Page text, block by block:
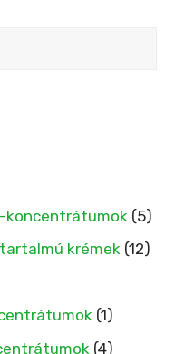
koncentrátumok (5)
krémek (12)
(1)
(4)